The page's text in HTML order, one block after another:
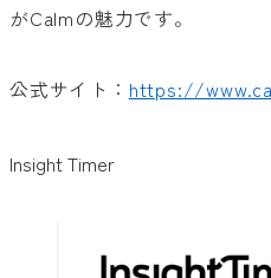
がCalmの魅力です。
公式サイト： https://
Insight Timer